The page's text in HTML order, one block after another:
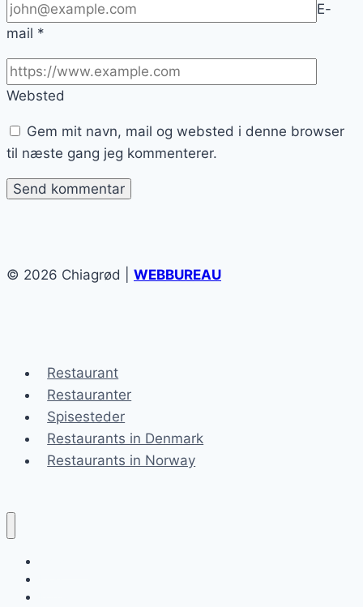
E-
mail *
Websted
Gem mit navn, mail og websted i denne browser
til næste gang jeg kommenterer.
© 2026 Chiagrød | WEBBUREAU
Restaurant
Restauranter
Spisesteder
Restaurants in Denmark
Restaurants in Norway